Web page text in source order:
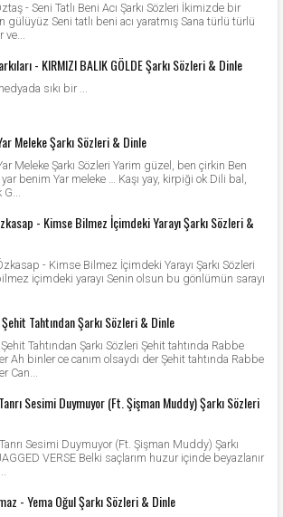
- Seni Tatlı Beni Acı Şarkı Sözleri İkimizde bir
gülüyüz Seni tatlı beni acı yaratmış Sana türlü türlü
ve...
- KIRMIZI BALIK GÖLDE Şarkı Sözleri & Dinle
sıkı bir ...
Meleke Şarkı Sözleri & Dinle
Meleke Şarkı Sözleri Yarim güzel, ben çirkin Ben
benim Yar meleke … Kaşı yay, kirpiği ok Dili bal,
- Kimse Bilmez İçimdeki Yarayı Şarkı Sözleri &
- Kimse Bilmez İçimdeki Yarayı Şarkı Sözleri
içimdeki yarayı Senin olsun bu gönlümün sarayı
Tahtından Şarkı Sözleri & Dinle
Tahtından Şarkı Sözleri Şehit tahtında Rabbe
Ah binler ce canım olsaydı der Şehit tahtında Rabbe
Can...
Sesimi Duymuyor (Ft. Şişman Muddy) Şarkı Sözleri
Sesimi Duymuyor (Ft. Şişman Muddy) Şarkı
VERSE Belki saçlarım huzur içinde beyazlanır
- Yema Oğul Şarkı Sözleri & Dinle